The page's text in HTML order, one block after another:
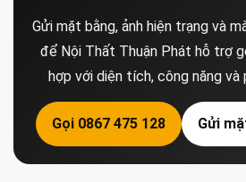
Gửi mặt bằng, ảnh hiện trạng và
để Nội Thất Thuận Phát hỗ trợ
hợp với diện tích, công năng và
Gọi 0867 475 128 Gửi